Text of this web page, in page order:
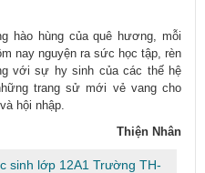
hào hùng của quê hương, mỗi
nay nguyện ra sức học tập, rèn
với sự hy sinh của các thế hệ
trang sử mới vẻ vang cho
hội nhập.
Thiện Nhân
sinh lớp 12A1 Trường TH-